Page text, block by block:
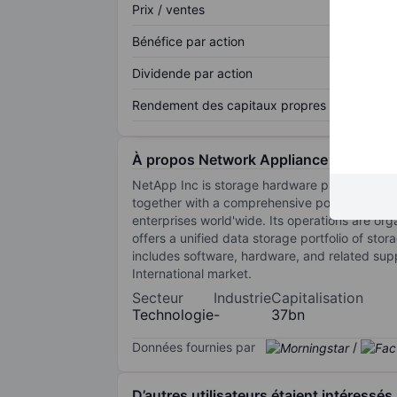
Prix / ventes
Bénéfice par action
Dividende par action
Rendement des capitaux propres
À propos Network Appliance Inc.
NetApp Inc is storage hardware provider
together with a comprehensive portfolio of
enterprises world'wide. Its operations are
offers a unified data storage portfolio of
includes software, hardware, and related
International market.
Secteur
Technologie
Industrie
-
Capitalisation
37bn
Données fournies par /